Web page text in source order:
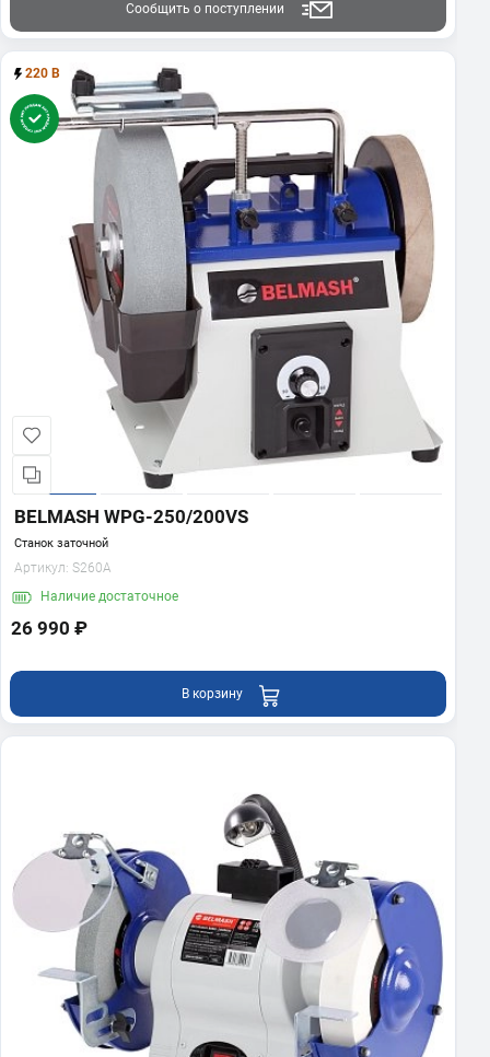
Сообщить о поступлении
220 В
BELMASH WPG-250/200VS
Станок заточной
Артикул: S260A
Наличие достаточное
26 990 ₽
В корзину